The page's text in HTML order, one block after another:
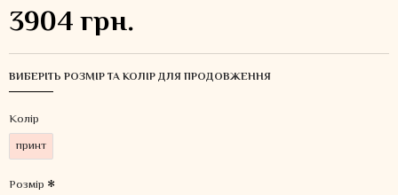
3904 грн.
ВИБЕРІТЬ РОЗМІР ТА КОЛІР ДЛЯ ПРОДОВЖЕННЯ
Колiр
принт
Розмір